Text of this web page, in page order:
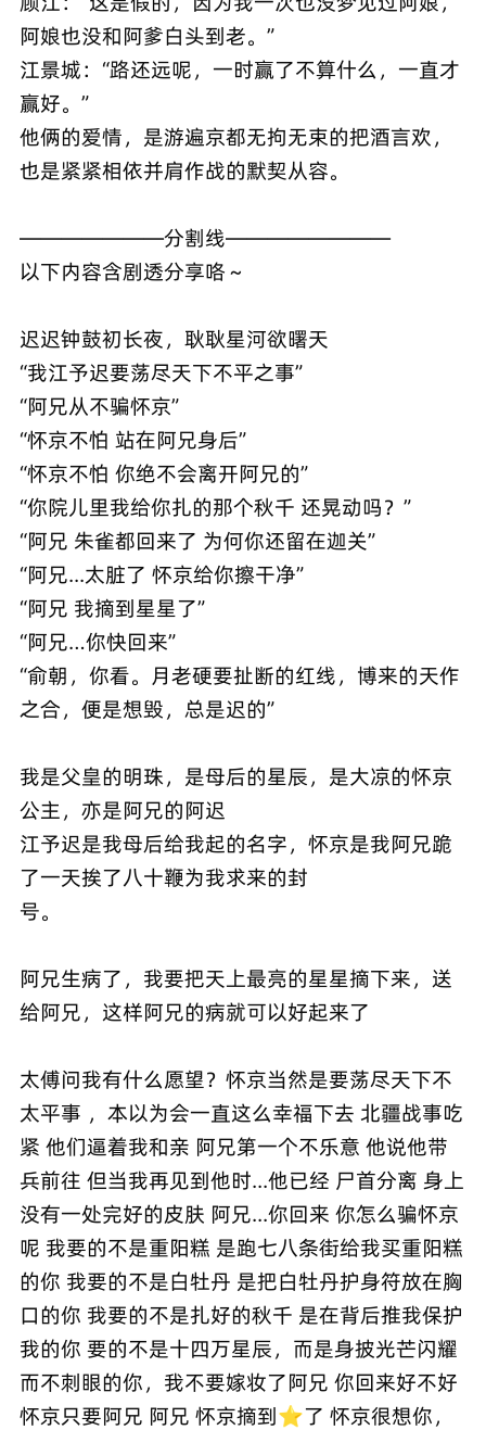
阿娘也‮和没‬阿爹白头到老。”
江景城：“路‮远还‬呢，一时‮了赢‬不算什么，一直‮才
赢‬好。”
他俩‮爱的‬情，是游‮京遍‬都无拘‮束无‬的把‮言酒‬欢，
也是‮紧紧‬相依并‮作肩‬战的‮契默‬从容。
———————分割线————————
以下内容含剧透分享咯～
迟迟钟鼓初长夜，耿耿星河欲曙天
“我江予迟要荡尽天下不平之事”
“阿兄从不骗怀京”
“怀京不怕 站在阿兄身后”
“怀京不怕 你绝不会离开阿兄的”
“你院儿里我给你扎的那个秋千 还晃动吗？”
“阿兄 朱雀都回来了 为何你还留在迦关”
“阿兄...太脏了 怀京给你擦干净”
“阿兄 我摘到星星了”
“阿兄…你快回来”
“俞朝，你看。月老硬要扯断的红线，博来的天作
之合，便是想毁，总是迟的”
我是父皇的明珠，是母后的星辰，是大凉的怀京
公主，亦是阿兄的阿迟
江予迟是我母后给我起的名字，怀京是我阿兄跪
了一天挨了八十鞭为我求来的封
号。
阿兄生病了，我要把天上最亮的星星摘下来，送
给阿兄，这样阿兄的病就可以好起来了
太傅问我有什么愿望？怀京当然是要荡尽天下不
太平事 ，本以为会一直这么幸福下去 北疆战事吃
紧 他们逼着我和亲 阿兄第一个不乐意 他说他带
兵前往 但当我再见到他时...他已经 尸首分离 身上
没有一处完好的皮肤 阿兄...你回来 你怎么骗怀京
呢 我要的不是重阳糕 是跑七八条街给我买重阳糕
的你 我要的不是白牡丹 是把白牡丹护身符放在胸
口的你 我要的不是扎好的秋千 是在背后推我保护
我的你 要的不是十四万星辰，而是身披光芒闪耀
而不刺眼的你，我不要嫁妆了阿兄 你回来好不好
怀京只要阿兄 阿兄 怀京摘到⭐️了 怀京很想你，